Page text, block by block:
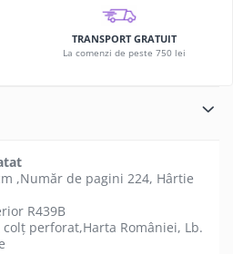
TRANSPORT GRATUIT
La comenzi de peste 750 lei
,Număr de pagini 224, Hârtie
R439B
perforat,Harta României, Lb.